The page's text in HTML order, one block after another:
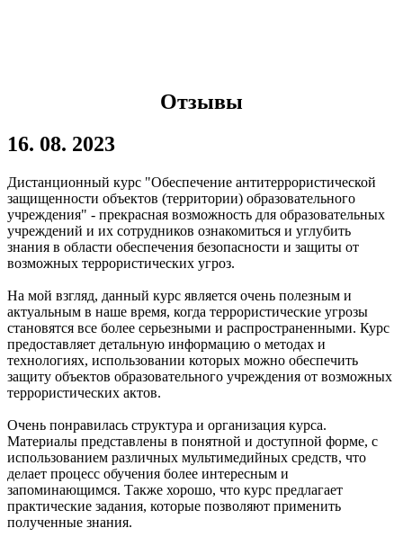
Отзывы
16. 08. 2023
Дистанционный курс "Обеспечение антитеррористической
защищенности объектов (территории) образовательного
учреждения" - прекрасная возможность для образовательных
учреждений и их сотрудников ознакомиться и углубить
знания в области обеспечения безопасности и защиты от
возможных террористических угроз.
На мой взгляд, данный курс является очень полезным и
актуальным в наше время, когда террористические угрозы
становятся все более серьезными и распространенными. Курс
предоставляет детальную информацию о методах и
технологиях, использовании которых можно обеспечить
защиту объектов образовательного учреждения от возможных
террористических актов.
Очень понравилась структура и организация курса.
Материалы представлены в понятной и доступной форме, с
использованием различных мультимедийных средств, что
делает процесс обучения более интересным и
запоминающимся. Также хорошо, что курс предлагает
практические задания, которые позволяют применить
полученные знания.